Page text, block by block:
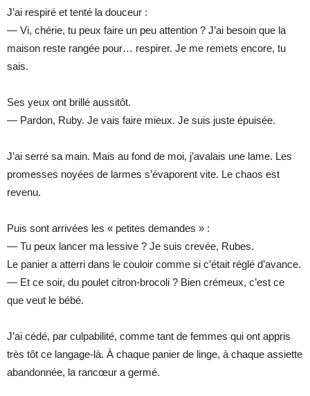
J’ai respiré et tenté la douceur :
— Vi, chérie, tu peux faire un peu attention ? J’ai besoin que la
maison reste rangée pour… respirer. Je me remets encore, tu
sais.
Ses yeux ont brillé aussitôt.
— Pardon, Ruby. Je vais faire mieux. Je suis juste épuisée.
J’ai serré sa main. Mais au fond de moi, j’avalais une lame. Les
promesses noyées de larmes s’évaporent vite. Le chaos est
revenu.
Puis sont arrivées les « petites demandes » :
— Tu peux lancer ma lessive ? Je suis crevée, Rubes.
Le panier a atterri dans le couloir comme si c’était réglé d’avance.
— Et ce soir, du poulet citron-brocoli ? Bien crémeux, c’est ce
que veut le bébé.
J’ai cédé, par culpabilité, comme tant de femmes qui ont appris
très tôt ce langage-là. À chaque panier de linge, à chaque assiette
abandonnée, la rancœur a germé.